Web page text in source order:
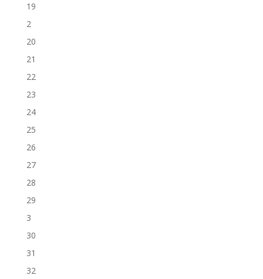
19
2
20
21
22
23
24
25
26
27
28
29
3
30
31
32